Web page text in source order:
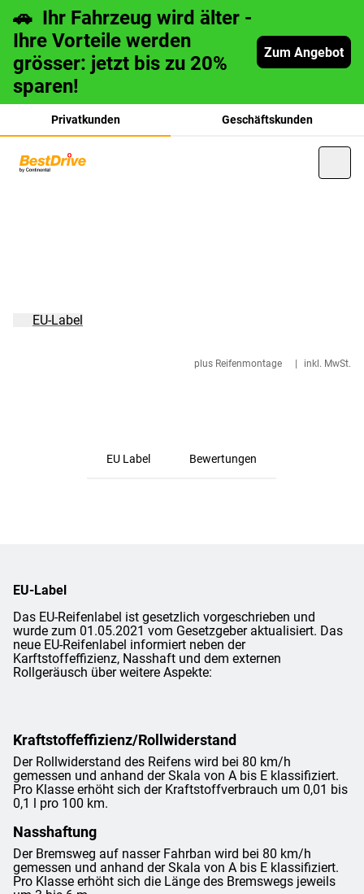
🚗 Ihr Fahrzeug wird älter -
Ihre Vorteile werden
grösser: jetzt bis zu 20%
sparen!
Zum Angebot
Privatkunden Geschäftskunden
plus Reifenmontage inkl. MwSt.
EU-Label
EU Label Bewertungen
EU-Label
Das EU-Reifenlabel ist gesetzlich vorgeschrieben und
wurde zum 01.05.2021 vom Gesetzgeber aktualisiert. Das
neue EU-Reifenlabel informiert neben der
Karftstoffeffizienz, Nasshaft und dem externen
Rollgeräusch über weitere Aspekte:
Kraftstoffeffizienz/Rollwiderstand
Der Rollwiderstand des Reifens wird bei 80 km/h
gemessen und anhand der Skala von A bis E klassifiziert.
Pro Klasse erhöht sich der Kraftstoffverbrauch um 0,01 bis
0,1 l pro 100 km.
Nasshaftung
Der Bremsweg auf nasser Fahrban wird bei 80 km/h
gemessen und anhand der Skala von A bis E klassifiziert.
Pro Klasse erhöht sich die Länge des Bremswegs jeweils